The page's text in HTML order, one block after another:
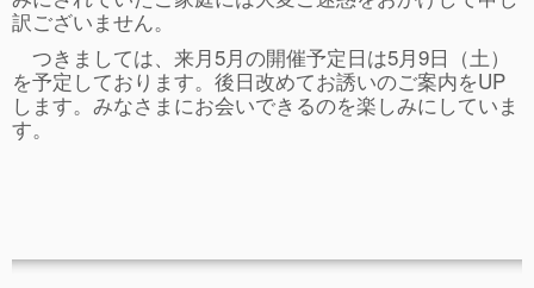
給食日記
園生活ブログ
訳ございません。
つきましては、来月5月の開催予定日は5月9日（土）
を予定しております。後日改めてお誘いのご案内をUP
します。みなさまにお会いできるのを楽しみにしていま
す。